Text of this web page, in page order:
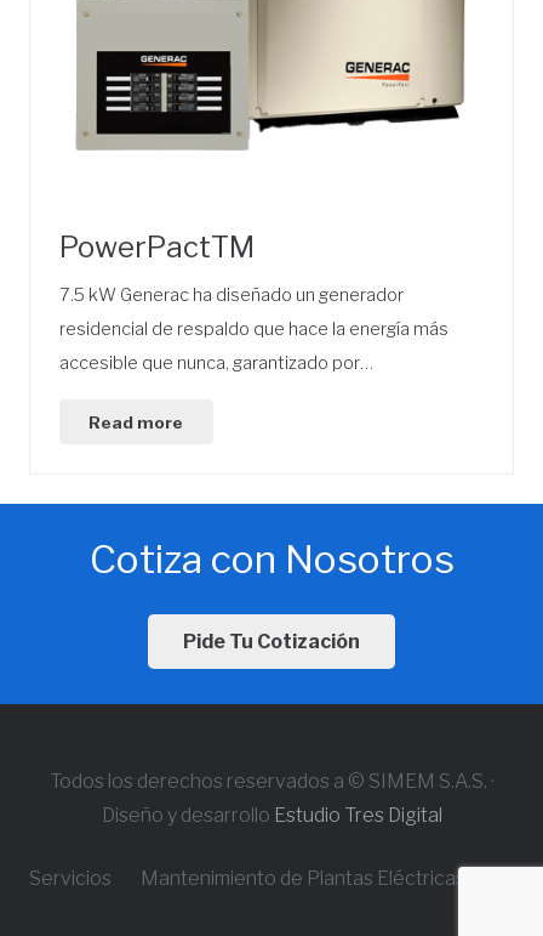
PowerPactTM
7.5 kW Generac ha diseñado un generador
residencial de respaldo que hace la energía más
accesible que nunca, garantizado por…
Read more
Cotiza con Nosotros
Pide Tu Cotización
Todos los derechos reservados a © SIMEM S.A.S. ·
Diseño y desarrollo Estudio Tres Digital
Servicios Mantenimiento de Plantas Eléctricas,